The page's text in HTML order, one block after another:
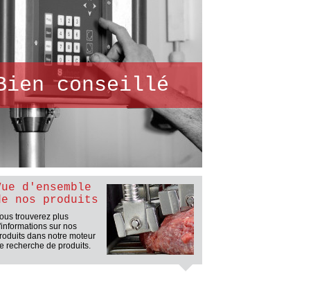
conseillé
d'ensemble
nos produits
trouverez plus
sur nos
dans notre moteur
recherche de produits.